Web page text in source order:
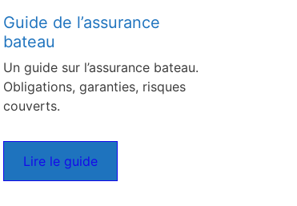
Guide de l’assurance
bateau
Un guide sur l’assurance bateau.
Obligations, garanties, risques
couverts.
Lire le guide